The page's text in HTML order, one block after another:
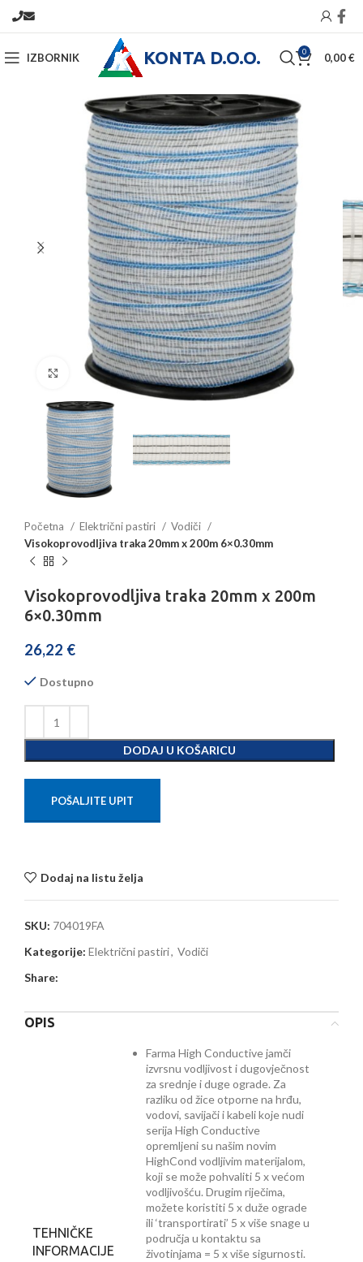
IZBORNIK KONTA D.O.O. 0 0,00€
Povećajte sliku
Početna Električni pastiri
Vodiči
Visokoprovodljiva traka 20mm x 200m 6×0.30mm
Visokoprovodljiva traka 20mm x 200m
6×0.30mm
26,22 €
Dostupno
DODAJ U KOŠARICU
POŠALJITE UPIT
Dodaj na listu želja
SKU: 704019FA
Kategorije: Električni pastiri, Vodiči
Share:
OPIS
TEHNIČKE
INFORMACIJE
Farma High Conductive jamči
izvrsnu vodljivost i dugovječnost
za srednje i duge ograde. Za
razliku od žice otporne na hrđu,
vodovi, savijači i kabeli koje nudi
serija High Conductive
opremljeni su našim novim
HighCond vodljivim materijalom,
koji se može pohvaliti 5 x većom
vodljivošću. Drugim riječima,
možete koristiti 5 x duže ograde
ili ‘transportirati’ 5 x više snage u
područja u kontaktu sa
životinjama = 5 x više sigurnosti.